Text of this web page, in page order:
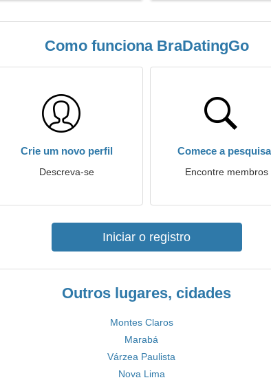
Como funciona BraDatingGo
Crie um novo perfil
Descreva-se
Comece a
Encontre membros
Iniciar o registro
Outros lugares, cidades
Montes Claros
Marabá
Várzea Paulista
Nova Lima